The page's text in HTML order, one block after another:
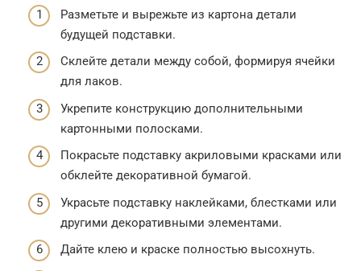
Разметьте и вырежьте из картона детали
будущей подставки.
Склейте детали между собой, формируя ячейки
для лаков.
Укрепите конструкцию дополнительными
картонными полосками.
Покрасьте подставку акриловыми красками или
обклейте декоративной бумагой.
Украсьте подставку наклейками, блестками или
другими декоративными элементами.
Дайте клею и краске полностью высохнуть.